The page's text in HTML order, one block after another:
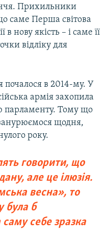
Прихильники
саме Перша світова
в нову якість – і саме її
відліку для
почалося в 2014-му. У
армія захопила
парламенту. Тому що
щодня,
року.
говорити, що
але це ілюзія.
весна», то
була б
себе зразка